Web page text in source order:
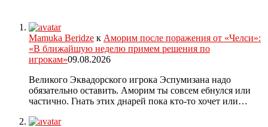
Mamuka Beridze к Аморим после поражения от «Челси»:
«В ближайшую неделю примем решения по
игрокам»09.08.2026
Великого Эквадорского игрока Эспумизана надо
обязательно оставить. Аморим ты совсем ебнулся или
частично. Гнать этих днарей пока кто-то хочет или…